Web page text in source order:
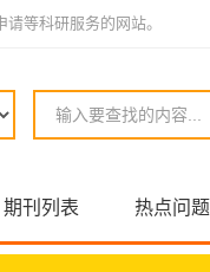
等科研服务的网站。
期刊列表 热点问题